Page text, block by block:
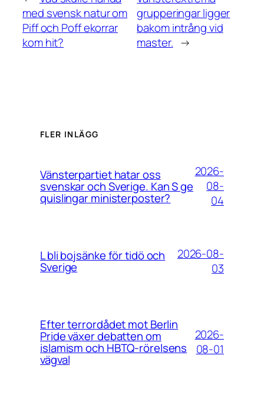
med svensk natur om
Piff och Poff ekorrar
kom hit?
grupperingar ligger
bakom intrång vid
master. →
FLER INLÄGG
Vänsterpartiet hatar oss
svenskar och Sverige. Kan S ge
quislingar ministerposter?
2026-
08-
04
L bli bojsänke för tidö och
Sverige
2026-08-
03
Efter terrordådet mot Berlin
Pride växer debatten om
islamism och HBTQ-rörelsens
vägval
2026-
08-01